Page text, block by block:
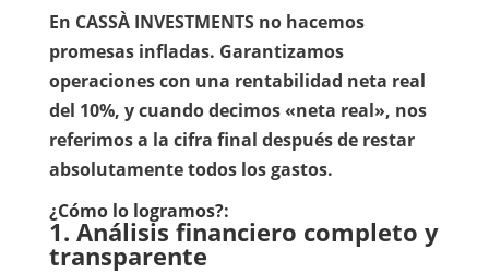
En CASSÀ INVESTMENTS no hacemos
promesas infladas. Garantizamos
operaciones con una rentabilidad neta real
del 10%, y cuando decimos «neta real», nos
referimos a la cifra final después de restar
absolutamente todos los gastos.
¿Cómo lo logramos?:
1. Análisis financiero completo y
transparente